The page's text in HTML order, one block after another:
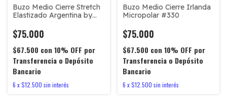
Buzo Medio Cierre Stretch
Elastizado Argentina by
$75.000
$67.500 con 10% OFF por
Transferencia o Depósito
Bancario
6 x$12.500 sin interés
Buzo Medio Cierre Irlanda
Micropolar #330
$75.000
$67.500 con 10% OFF por
Transferencia o Depósito
Bancario
6 x$12.500 sin interés